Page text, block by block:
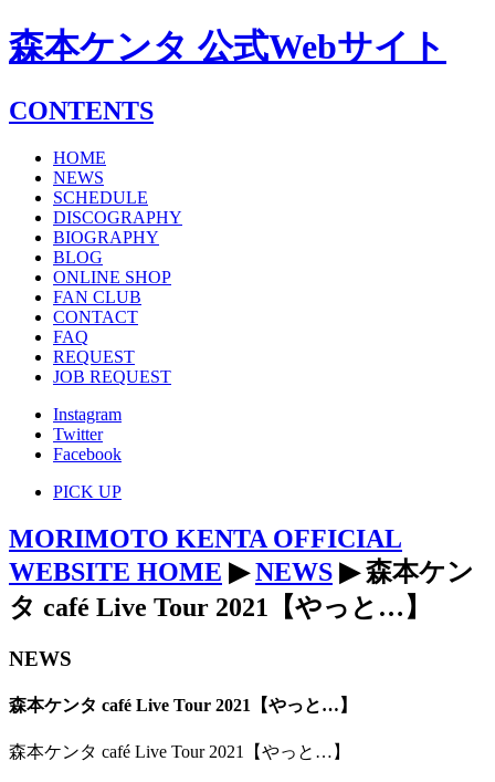
森本ケンタ 公式Webサイト
CONTENTS
HOME
NEWS
SCHEDULE
DISCOGRAPHY
BIOGRAPHY
BLOG
ONLINE SHOP
FAN CLUB
CONTACT
FAQ
REQUEST
JOB REQUEST
Instagram
Twitter
Facebook
PICK UP
MORIMOTO KENTA OFFICIAL
WEBSITE HOME ▶NEWS ▶ 森本ケン
タ café Live Tour 2021【やっと…】
NEWS
森本ケンタ café Live Tour 2021【やっと…】
森本ケンタ café Live Tour 2021【やっと…】